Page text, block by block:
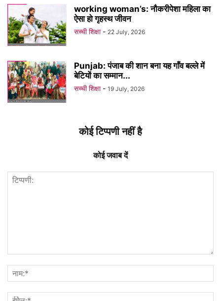
working woman’s: नौकरीपेशा महिला का
ऐसा हो गृहस्थ जीवन
सच्ची शिक्षा - 22 July, 2026
Punjab: पंजाब की शान बना यह गाँव बल्ले में
बेटियों का सम्मान...
सच्ची शिक्षा - 19 July, 2026
कोई टिप्पणी नहीं है
कोई जवाब दें